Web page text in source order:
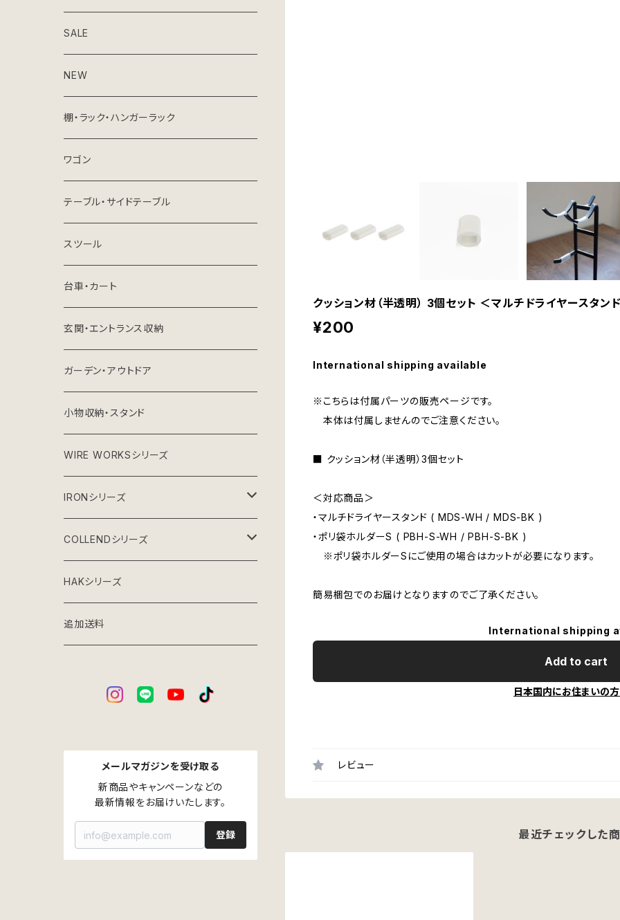
クッション材（半透明） 3個セット ＜マルチドライヤースタン
¥200
International shipping available
※こちらは付属パーツの販売ページです。
本体は付属しませんのでご注意ください。
■ クッション材（半透明）3個セット
＜対応商品＞
・マルチドライヤースタンド ( MDS-WH / MDS-BK )
・ポリ袋ホルダーS ( PBH-S-WH / PBH-S-BK )
※ポリ袋ホルダーSにご使用の場合はカットが必要になります。
簡易梱包でのお届けとなりますのでご了承ください。
International shipping
Add to cart
日本国内にお住まいの
レビュー
最近チェックした
SALE
NEW
棚・ラック・ハンガーラック
ワゴン
テーブル・サイドテーブル
スツール
台車・カート
玄関・エントランス収納
ガーデン・アウトドア
小物収納・スタンド
WIRE WORKSシリーズ
IRONシリーズ
ガーデンシリーズ
グレーインテリア
アイアン×ウッドインテリア
COLLENDシリーズ
収納雑貨
家庭用台車
HAKシリーズ
追加送料
メールマガジンを受け取る
新商品やキャンペーンなどの
最新情報をお届けいたします。
登録